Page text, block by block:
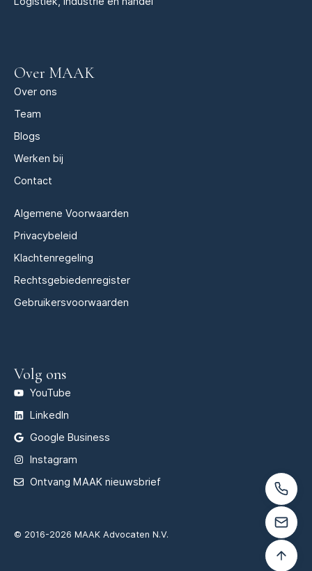
Over MAAK
Over ons
Team
Blogs
Werken bij
Contact
Algemene Voorwaarden
Privacybeleid
Klachtenregeling
Rechtsgebiedenregister
Gebruikersvoorwaarden
Volg ons
YouTube
LinkedIn
Google Business
Instagram
Ontvang MAAK nieuwsbrief
© 2016-2026 MAAK Advocaten N.V.